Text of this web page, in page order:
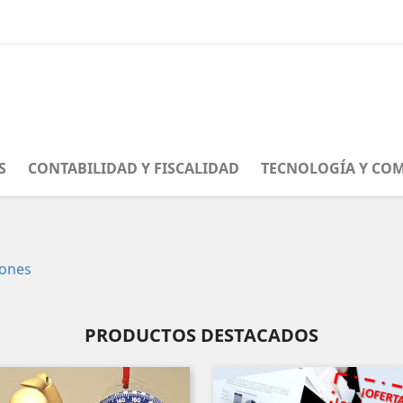
CONTABILIDAD Y FISCALIDAD TECNOLOGÍA Y
PRODUCTOS DESTACADOS